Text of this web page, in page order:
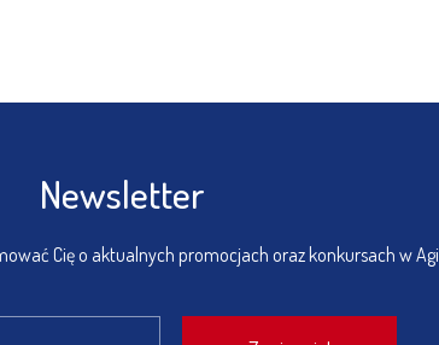
Newsletter
Cię o aktualnych promocjach oraz konkursach w